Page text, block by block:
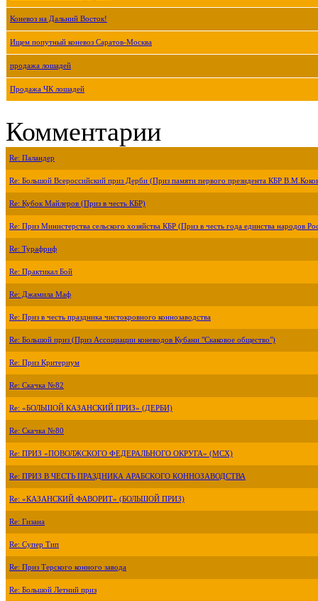
Коневоз на Дальний Восток!
Ищем попутный коневоз Саратов-Москва
продажа лошадей
Продажа ЧК лошадей
Комментарии
Re: Паландер
Re: Большой Всероссийский приз Дерби (Приз памяти первого президента КБР
Re: Кубок Майлеров (Приз в честь КБР)
Re: Приз Министерства сельского хозяйства КБР (Приз в честь года единства народов
Re: Турафриф
Re: Практикал Бой
Re: Джамила Маф
Re: Приз в честь праздника чистокровного коннозаводства
Re: Большой приз (Приз Ассоциации коневодов Кубани "Скаковое общество")
Re: Приз Критериум
Re: Скачка №82
Re: «БОЛЬШОЙ КАЗАНСКИЙ ПРИЗ» (ДЕРБИ)
Re: Скачка №80
Re: ПРИЗ «ПОВОЛЖСКОГО ФЕДЕРАЛЬНОГО ОКРУГА» (МСХ)
Re: ПРИЗ В ЧЕСТЬ ПРАЗДНИКА АРАБСКОГО КОННОЗАВОДСТВА
Re: «КАЗАНСКИЙ ФАВОРИТ» (БОЛЬШОЙ ПРИЗ)
Re: Гизана
Re: Супер Тип
Re: Приз Терского конного завода
Re: Большой Летний приз